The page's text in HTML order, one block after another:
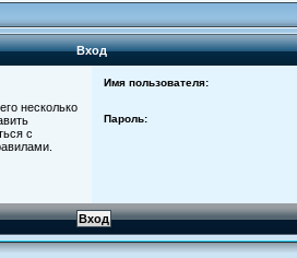
Вход
несколько
с
Имя пользователя:
Пароль: